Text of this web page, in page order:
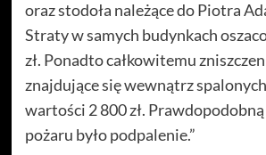
oraz stodoła należące do Piotra
Straty w samych budynkach
zł. Ponadto całkowitemu
znajdujące się wewnątrz
wartości 2 800 zł.
pożaru było podpalenie.”